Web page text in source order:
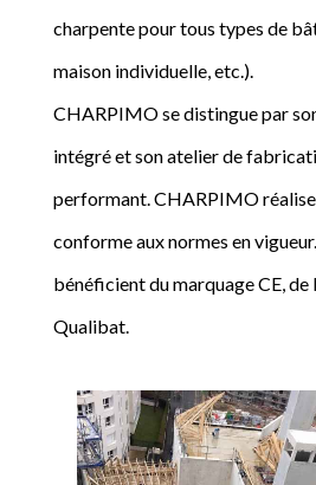
charpente pour tous types de
maison individuelle, etc.).
CHARPIMO se distingue par
intégré et son atelier de
performant. CHARPIMO
conforme aux normes en
bénéficient du marquage CE,
Qualibat.